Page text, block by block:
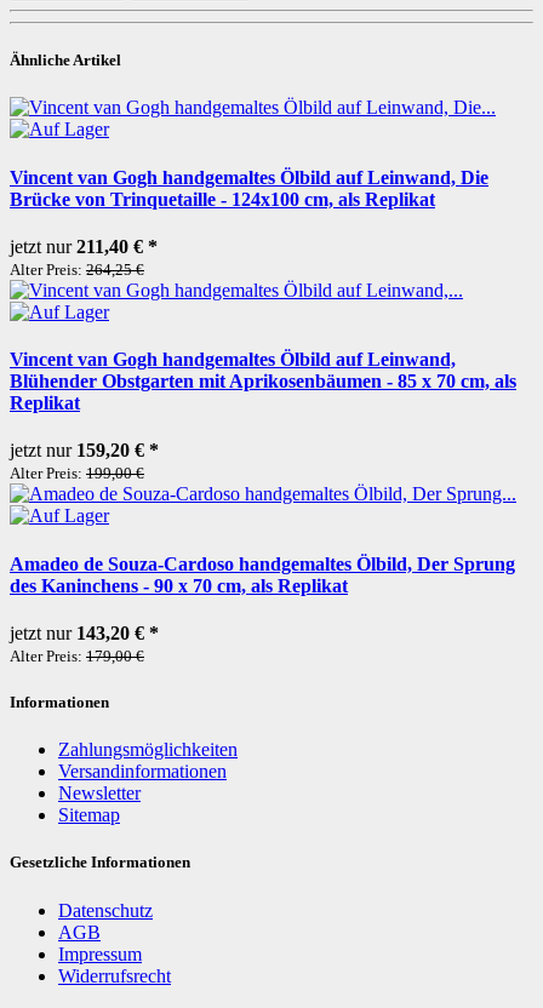
Ähnliche Artikel
Vincent van Gogh handgemaltes Ölbild auf Leinwand, Die
Brücke von Trinquetaille - 124x100 cm, als Replikat
jetzt nur211,40 € *
Alter Preis: 264,25 €
Vincent van Gogh handgemaltes Ölbild auf Leinwand,
Blühender Obstgarten mit Aprikosenbäumen - 85 x 70 cm, als
Replikat
jetzt nur 159,20 € *
Alter Preis: 199,00 €
Amadeo de Souza-Cardoso handgemaltes Ölbild, Der Sprung
des Kaninchens - 90 x 70 cm, als Replikat
jetzt nur 143,20 € *
Alter Preis: 179,00 €
Informationen
Zahlungsmöglichkeiten
Versandinformationen
Newsletter
Sitemap
Gesetzliche Informationen
Datenschutz
AGB
Impressum
Widerrufsrecht